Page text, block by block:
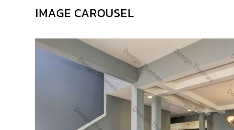
Donec nec justo eget felis facilisis
porttitor mauris sit amet orci.
pellentesque felis. Morbi in sem quis dui
Pellentesque odio nisi,
IMAGE CAROUSEL